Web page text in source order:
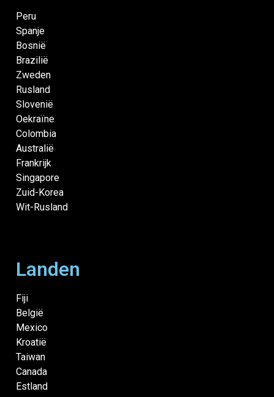
Peru
Spanje
Bosnië
Brazilië
Zweden
Rusland
Slovenië
Oekraïne
Colombia
Australië
Frankrijk
Singapore
Zuid-Korea
Wit-Rusland
Landen
Fiji
België
Mexico
Kroatië
Taiwan
Canada
Estland